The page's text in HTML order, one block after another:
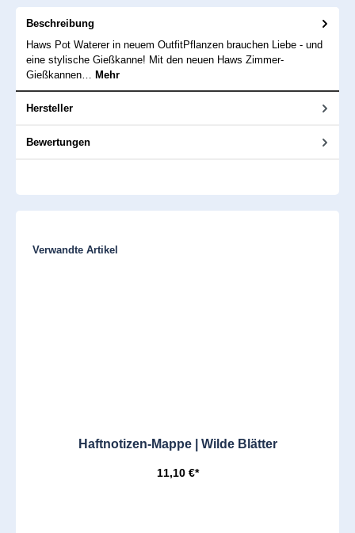
Beschreibung
Haws Pot Waterer in neuem OutfitPflanzen brauchen Liebe - und
eine stylische Gießkanne! Mit den neuen Haws Zimmer-
Gießkannen… Mehr
Hersteller
Bewertungen
Produktgalerie überspringen
Verwandte Artikel
Haftnotizen-Mappe | Wilde Blätter
11,10 €*